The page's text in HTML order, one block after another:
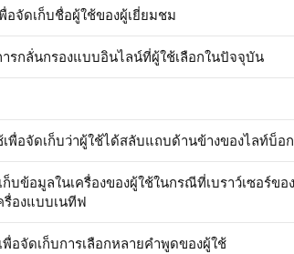
อจัดเก็บชื่อผู้ใช้ของผู้เยี่ยมชม
ารกลั่นกรองแบบอินไลน์ที่ผู้ใช้เลือกในปัจจุบัน
เพื่อจัดเก็บว่าผู้ใช้ได้สลับแถบด้านข้างของไลท์บ็อ
บข้อมูลในเครื่องของผู้ใช้ในกรณีที่เบราว์เซอร์ขอ
รื่องแบบเนทีฟ
พื่อจัดเก็บการเลือกหลายคำพูดของผู้ใช้